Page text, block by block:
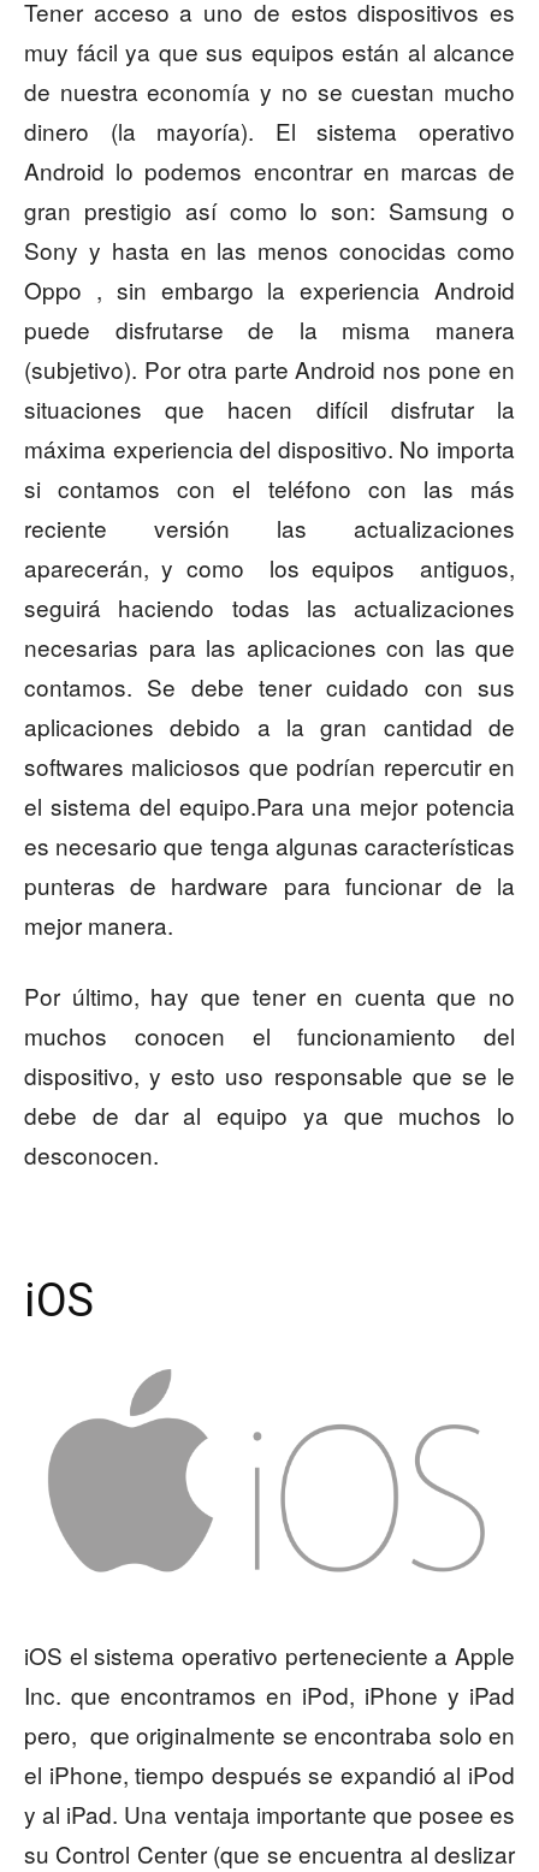
Tener acceso a uno de estos dispositivos es
muy fácil ya que sus equipos están al alcance
de nuestra economía y no se cuestan mucho
dinero (la mayoría). El sistema operativo
Android lo podemos encontrar en marcas de
gran prestigio así como lo son: Samsung o
Sony y hasta en las menos conocidas como
Oppo , sin embargo la experiencia Android
puede disfrutarse de la misma manera
(subjetivo). Por otra parte Android nos pone en
situaciones que hacen difícil disfrutar la
máxima experiencia del dispositivo. No importa
si contamos con el teléfono con las más
reciente versión las actualizaciones
aparecerán, y como los equipos antiguos,
seguirá haciendo todas las actualizaciones
necesarias para las aplicaciones con las que
contamos. Se debe tener cuidado con sus
aplicaciones debido a la gran cantidad de
softwares maliciosos que podrían repercutir en
el sistema del equipo.Para una mejor potencia
es necesario que tenga algunas características
punteras de hardware para funcionar de la
mejor manera.
Por último, hay que tener en cuenta que no
muchos conocen el funcionamiento del
dispositivo, y esto uso responsable que se le
debe de dar al equipo ya que muchos lo
desconocen.
iOS
iOS el sistema operativo perteneciente a Apple
Inc. que encontramos en iPod, iPhone y iPad
pero, que originalmente se encontraba solo en
el iPhone, tiempo después se expandió al iPod
y al iPad. Una ventaja importante que posee es
su Control Center (que se encuentra al deslizar